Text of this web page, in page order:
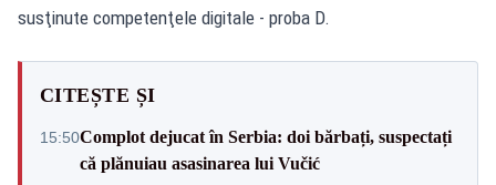
susţinute competenţele digitale - proba D.
CITEȘTE ȘI
15:50Complot dejucat în Serbia: doi bărbați, suspectați
că plănuiau asasinarea lui Vučić